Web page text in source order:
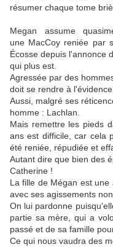
résumer chaque tome
Megan assume
une MacCoy reniée par
Écosse depuis l'annonce
qui plus est.
Agressée par des
doit se rendre à
Aussi, malgré ses
homme : Lachlan
Mais remettre les pieds
ans est difficile, car cela
été reniée, répudiée et
Autant dire que bien des
Catherine !
La fille de Mégan est une
avec ses agissements
On lui pardonne
partie sa mère, qui a
passé et de sa famille
Ce qui nous vaudra des